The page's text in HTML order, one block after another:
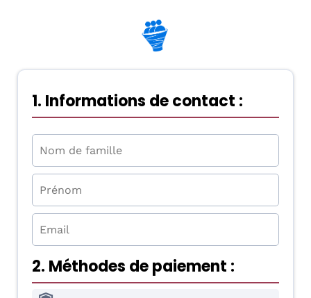
1. Informations de contact :
2. Méthodes de paiement :